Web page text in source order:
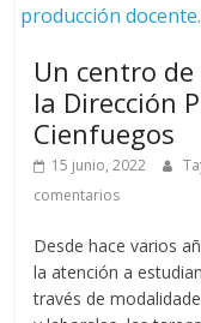
producción
Un centro
la Dirección
Cienfuegos
15 junio, 2022
comentarios
Desde hace varios
la atención a
través de